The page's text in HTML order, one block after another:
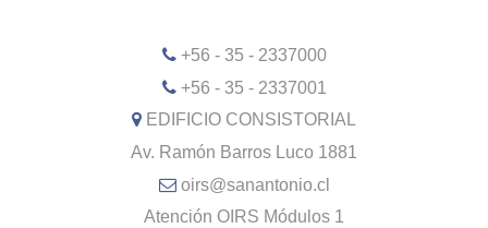
+56 - 35 - 2337000
+56 - 35 - 2337001
EDIFICIO CONSISTORIAL
Av. Ramón Barros Luco 1881
oirs@sanantonio.cl
Atención OIRS Módulos 1